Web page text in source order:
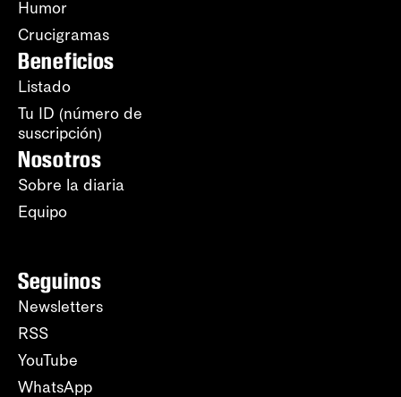
Humor
Crucigramas
Beneficios
Listado
Tu ID (número de
suscripción)
Nosotros
Sobre la diaria
Equipo
Seguinos
Newsletters
RSS
YouTube
WhatsApp